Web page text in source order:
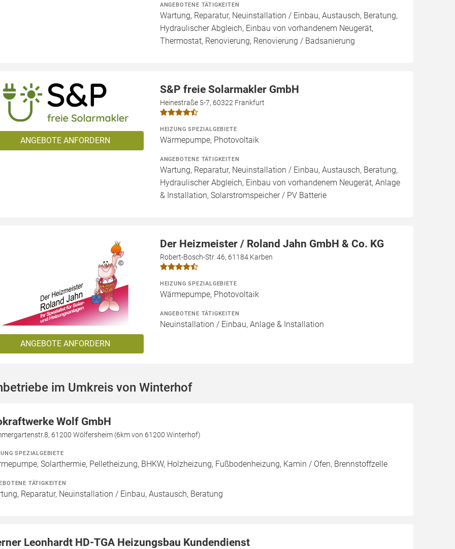
ANGEBOTENE TÄTIGKEITEN
Wartung, Reparatur, Neuinstallation / Einbau, Austausch, Beratung,
Hydraulischer Abgleich, Einbau von vorhandenem Neugerät,
Thermostat, Renovierung, Renovierung / Badsanierung
ANGEBOTE ANFORDERN
S&P freie Solarmakler GmbH
Heinestraße 5-7, 60322 Frankfurt
HEIZUNG SPEZIALGEBIETE
Wärmepumpe, Photovoltaik
ANGEBOTENE TÄTIGKEITEN
Wartung, Reparatur, Neuinstallation / Einbau, Austausch, Beratung,
Hydraulischer Abgleich, Einbau von vorhandenem Neugerät, Anlage
& Installation, Solarstromspeicher / PV Batterie
ANGEBOTE ANFORDERN
Der Heizmeister / Roland Jahn GmbH & Co. KG
Robert-Bosch-Str. 46, 61184 Karben
HEIZUNG SPEZIALGEBIETE
Wärmepumpe, Photovoltaik
ANGEBOTENE TÄTIGKEITEN
Neuinstallation / Einbau, Anlage & Installation
im Umkreis von Winterhof
Wolf GmbH
61200 Wölfersheim (6km von 61200 Winterhof)
SPEZIALGEBIETE
Solarthermie, Pelletheizung, BHKW, Holzheizung, Fußbodenheizung, Kamin / Ofen, Brennstoffzelle
TÄTIGKEITEN
Reparatur, Neuinstallation / Einbau, Austausch, Beratung
Leonhardt HD-TGA Heizungsbau Kundendienst